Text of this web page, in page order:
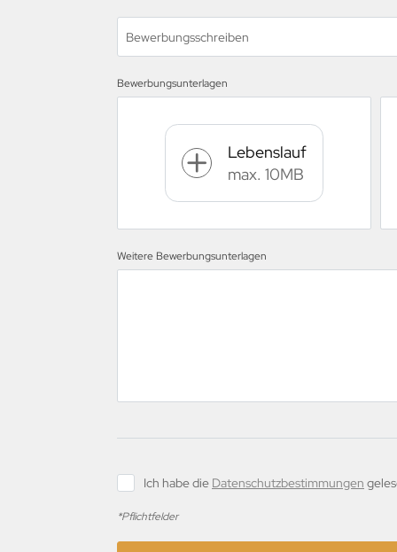
Bewerbungsschreiben
Bewerbungsunterlagen
Lebenslauf
max. 10MB
Weitere Bewerbungsunterlagen
Ich habe die Datenschutzbestimmungen
*Pflichtfelder